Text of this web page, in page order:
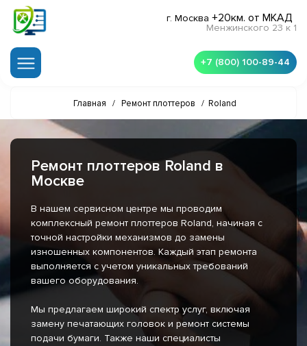
г. Москва +20км. от МКАД
Менжинского 23 к 1
+7 (800) 100-89-44
Главная / Ремонт плоттеров / Roland
Ремонт плоттеров Roland в
Москве
В нашем сервисном центре мы проводим
комплексный ремонт плоттеров Roland, начиная с
точной настройки механизмов до замены
изношенных компонентов. Каждый этап ремонта
выполняется с учетом уникальных требований
вашего оборудования.
Мы предлагаем широкий спектр услуг, включая
замену печатающих головок и ремонт системы
подачи бумаги. Также наши специалисты